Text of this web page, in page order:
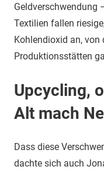
Geldverschwendung
Textilien fallen
Kohlendioxid an, von
Produktionsstätten
Upcycling,
Alt mach
Dass diese
dachte sich auch